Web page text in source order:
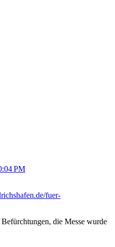
PM
fuer-
die Messe wurde